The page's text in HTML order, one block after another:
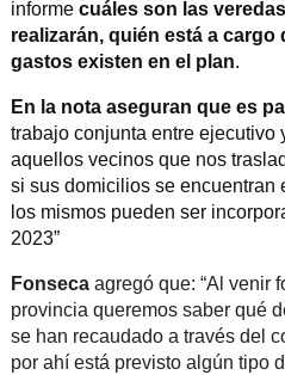
informe cuáles son las
realizarán, quién está a cargo
gastos existen en el plan.
En la nota aseguran que es
trabajo conjunta entre ejecutivo
aquellos vecinos que nos
si sus domicilios se encuentran
los mismos pueden ser
2023”
Fonseca agregó que: “Al venir
provincia queremos saber qué
se han recaudado a través del
por ahí está previsto algún tipo